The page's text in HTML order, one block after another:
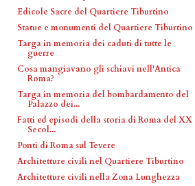
Edicole Sacre del Quartiere Tiburtino
Statue e monumenti del Quartiere Tiburtino
Targa in memoria dei caduti di tutte le
guerre
Cosa mangiavano gli schiavi nell'Antica
Roma?
Targa in memoria del bombardamento del
Palazzo dei...
Fatti ed episodi della storia di Roma del XX
Secol...
Ponti di Roma sul Tevere
Architetture civili nel Quartiere Tiburtino
Architetture civili nella Zona Lunghezza